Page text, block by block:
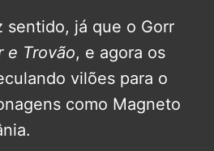
sentido, já que o Gorr
e Trovão, e agora os
vilões para o
como Magneto